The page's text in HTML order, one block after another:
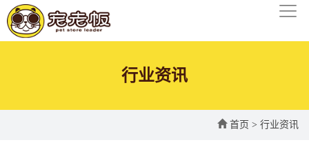
行业资讯
首页 > 行业资讯